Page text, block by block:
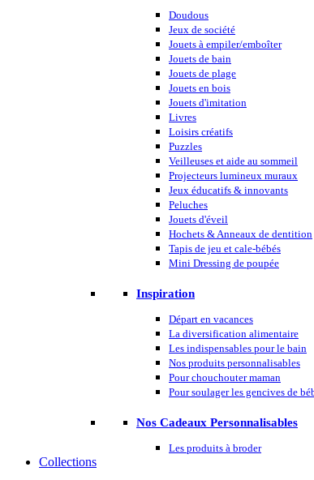
Doudous
Jeux de société
Jouets à empiler/emboîter
Jouets de bain
Jouets de plage
Jouets en bois
Jouets d'imitation
Livres
Loisirs créatifs
Puzzles
Veilleuses et aide au sommeil
Projecteurs lumineux muraux
Jeux éducatifs & innovants
Peluches
Jouets d'éveil
Hochets & Anneaux de dentition
Tapis de jeu et cale-bébés
Mini Dressing de poupée
Inspiration
Départ en vacances
La diversification alimentaire
Les indispensables pour le bain
Nos produits personnalisables
Pour chouchouter maman
Pour soulager les gencives de
Nos Cadeaux Personnalisables
Les produits à broder
Collections